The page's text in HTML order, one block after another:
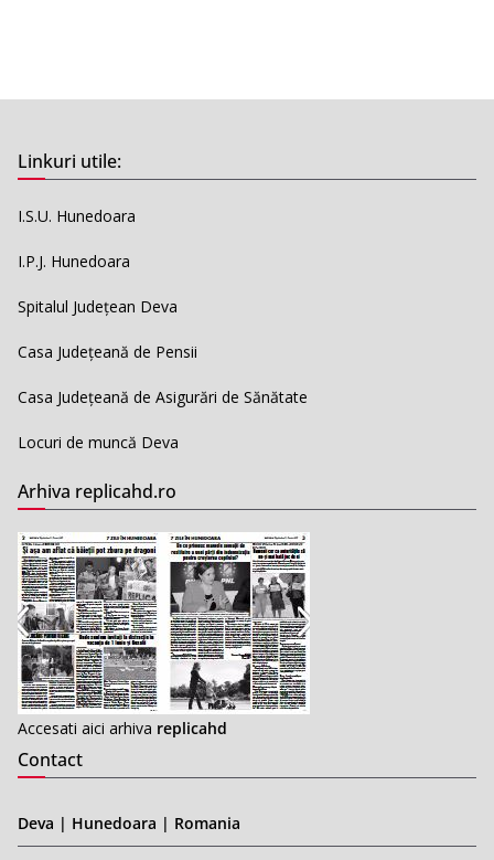
Linkuri utile:
I.S.U. Hunedoara
I.P.J. Hunedoara
Spitalul Județean Deva
Casa Județeană de Pensii
Casa Județeană de Asigurări de Sănătate
Locuri de muncă Deva
Arhiva replicahd.ro
Accesati aici arhiva replicahd
Contact
Deva | Hunedoara | Romania